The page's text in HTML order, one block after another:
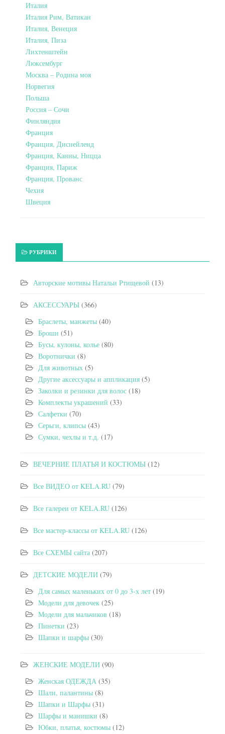
Италия
Италия Рим, Ватикан
Италия, Венеция
Италия, Пиза
Лихтенштейн
Люксембург
Москва – Родина моя
Норвегия
Польша
Россия – Сочи
Финляндия
Франция
Франция, Диснейленд
Франция, Канны, Ницца
Франция, Париж
Франция, Прованс
Чехия
Швеция
РУБРИКИ
Авторские мотивы Натальи Ртищевой (13)
АКСЕССУАРЫ (366)
Браслеты, манжеты (40)
Броши (51)
Бусы, кулоны, колье (80)
Воротнички (8)
Для животных (5)
Другие аксессуары и аппликация (5)
Заколки и резинки для волос (18)
Комплекты украшений (33)
Салфетки (70)
Серьги, клипсы (43)
Сумки, чехлы и т.д. (17)
ВЕЧЕРНИЕ ПЛАТЬЯ И КОСТЮМЫ (12)
Все ВИДЕО от KELA.RU (79)
Все галереи от KELA.RU (126)
Все мастер-классы от KELA.RU (126)
Все СХЕМЫ сайта (207)
ДЕТСКИЕ МОДЕЛИ (79)
Для самых маленьких от 0 до 3-х лет (19)
Модели для девочек (25)
Модели для мальчиков (18)
Пинетки (23)
Шапки и шарфы (30)
ЖЕНСКИЕ МОДЕЛИ (90)
Женская ОДЕЖДА (35)
Шали, палантины (8)
Шапки и Шарфы (31)
Шарфы и манишки (8)
Юбки, платья, костюмы (12)